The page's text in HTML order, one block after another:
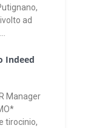
ad
Indeed
Manager
tirocinio,